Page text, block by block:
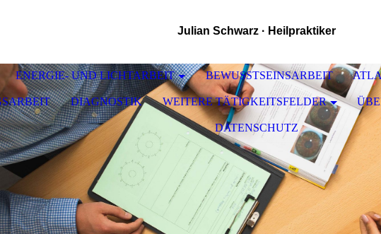
Julian Schwarz · Heilpraktiker
ENERGIE- UND LICHTARBEIT BEWUSSTSEINSARBEIT
DIAGNOSTIK WEITERE TÄTIGKEITSFELDER
DATENSCHUTZ